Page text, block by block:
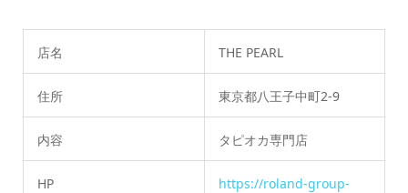
店名 THE PEARL
住所 東京都八王子中町2-9
内容 タピオカ専門店
HP
https://roland-group-